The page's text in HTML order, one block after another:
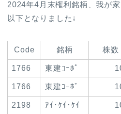
2024年4月末権利銘柄、我が
以下となりました↓
Code 銘柄 株数
1766 東建ｺｰﾎﾟ
1766 東建ｺｰﾎﾟ
2198 ｱｲ･ｹｲ･ｹｲ